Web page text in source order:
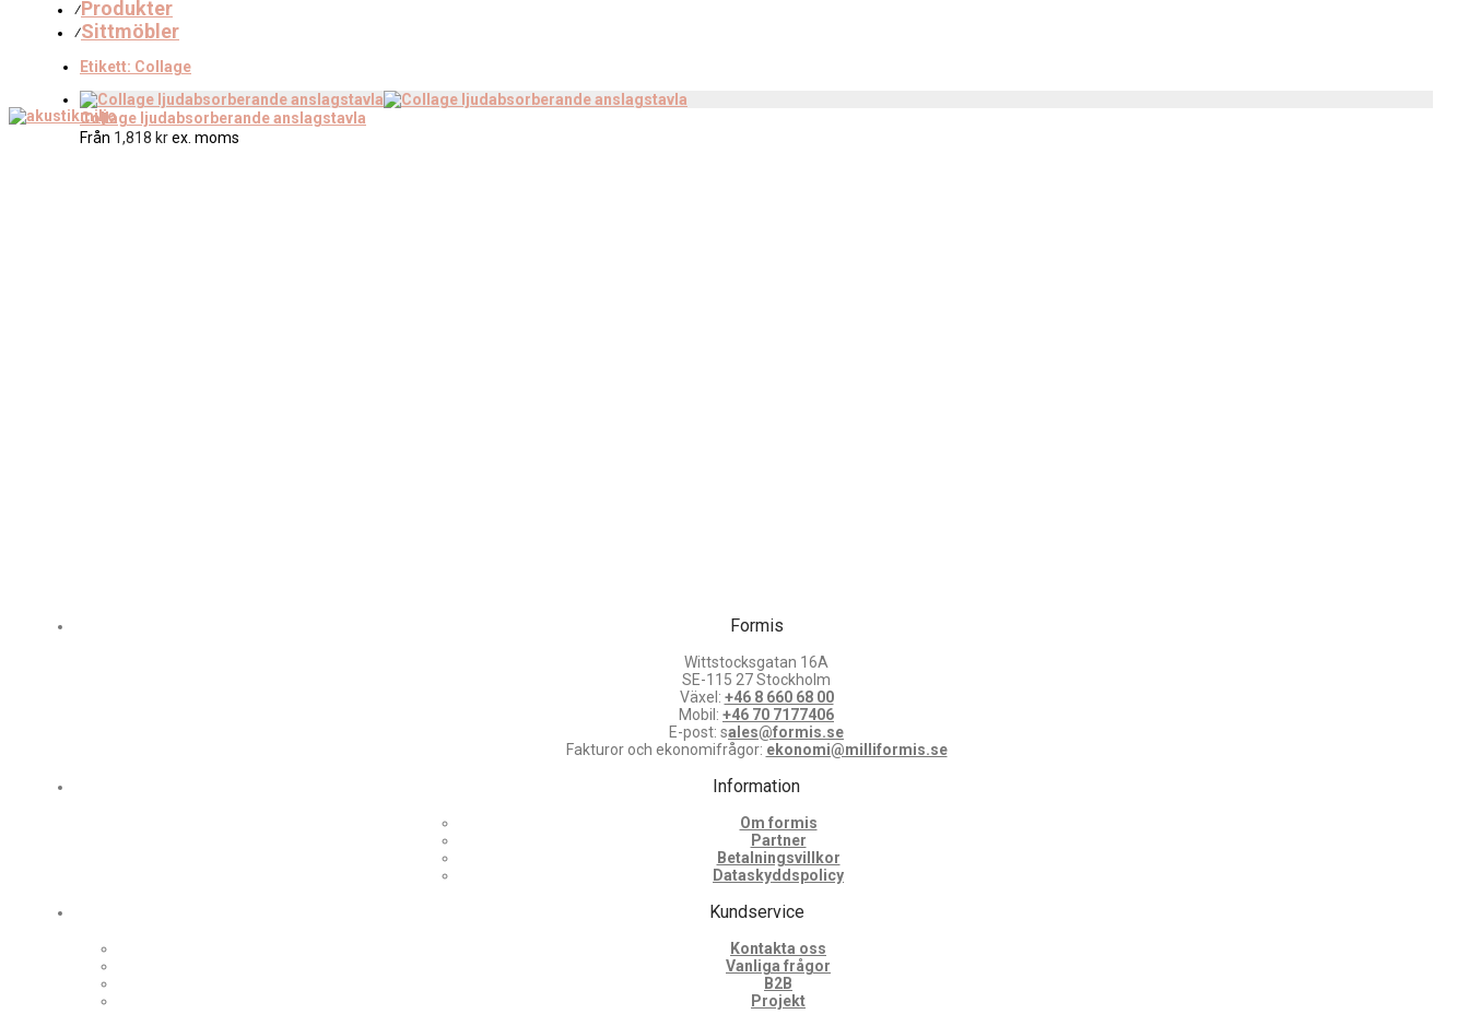
⁄Produkter
⁄Sittmöbler
Etikett: Collage
Collage ljudabsorberande anslagstavla
Från 1,818 krex. moms
Formis
Wittstocksgatan 16A
SE-115 27 Stockholm
Växel: +46 8 660 68 00
Mobil: +46 70 7177406
E-post: sales@formis.se
Fakturor och ekonomifrågor: ekonomi@milliformis.se
Information
Om formis
Partner
Betalningsvillkor
Dataskyddspolicy
Kundservice
Kontakta oss
Vanliga frågor
B2B
Projekt